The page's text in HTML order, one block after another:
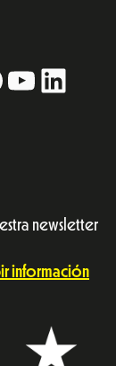
YouTube
LinkedIn
newsletter
información